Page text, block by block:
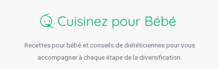
Recettes pour bébé et conseils de diététiciennes pour vous
accompagner à chaque étape de la diversification.